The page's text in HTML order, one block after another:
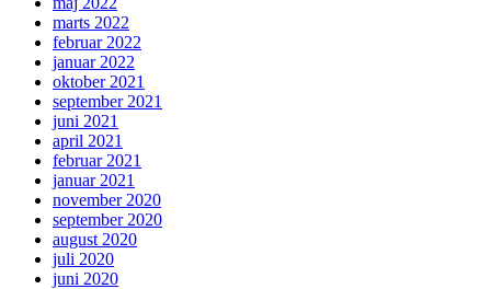
marts 2022
februar 2022
januar 2022
oktober 2021
september 2021
juni 2021
april 2021
februar 2021
januar 2021
november 2020
september 2020
august 2020
juli 2020
juni 2020